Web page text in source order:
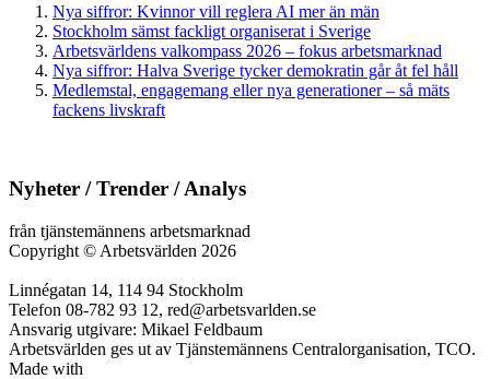
Nya siffror: Kvinnor vill reglera AI mer än män
Stockholm sämst fackligt organiserat i Sverige
Arbetsvärldens valkompass 2026 – fokus arbetsmarknad
Nya siffror: Halva Sverige tycker demokratin går åt fel håll
Medlemstal, engagemang eller nya generationer – så mäts
fackens livskraft
Nyheter / Trender / Analys
från tjänstemännens arbetsmarknad
Copyright © Arbetsvärlden 2026
Linnégatan 14, 114 94 Stockholm
Telefon 08-782 93 12, red@arbetsvarlden.se
Ansvarig utgivare: Mikael Feldbaum
Arbetsvärlden ges ut av Tjänstemännens Centralorganisation, TCO.
Made with